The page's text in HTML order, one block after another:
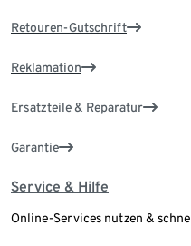
Retouren-Gutschrift
Reklamation
Ersatzteile & Reparatur
Garantie
Service & Hilfe
Online-Services nutzen &